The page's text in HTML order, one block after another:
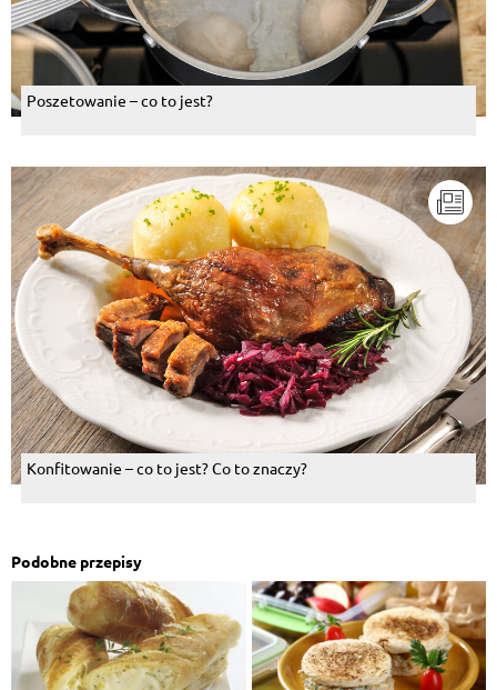
Poszetowanie – co to jest?
Konfitowanie – co to jest? Co to znaczy?
Podobne przepisy